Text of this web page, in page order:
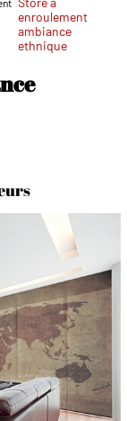
enroulement
ambiance
ethnique